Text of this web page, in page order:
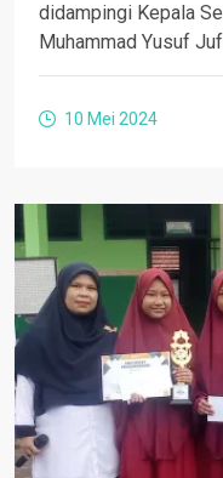
didampingi Kepala
Muhammad Yusuf
10 Mei 2024